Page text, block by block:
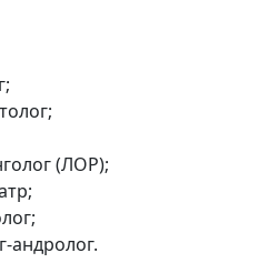
(ЛОР);
андролог.